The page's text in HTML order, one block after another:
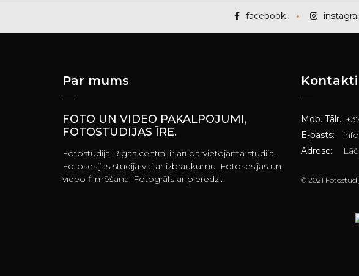
facebook
Par mums
FOTO UN VIDEO PAKALPOJUMI,
FOTOSTUDIJAS ĪRE.
Fotostudija Rīgas centrā, ir arī pārvietojamā studija.
Fotosesijas studijā vai ar izbraukumu. Fotosesijas un
video filmēšana. Fotogrāfs ar pieredzi.
Kontakti
Mob. Tālr.:
E-pasts:
Adrese:
© 2021